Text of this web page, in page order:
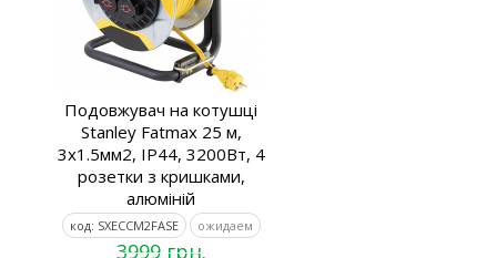
Подовжувач на котушці
Stanley Fatmax 25 м,
3x1.5мм2, IP44, 3200Вт, 4
розетки з кришками,
алюміній
код: SXECCM2FASE ожидаем
3999 грн.